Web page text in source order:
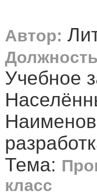
Автор:
Учебное
Тема:
класс